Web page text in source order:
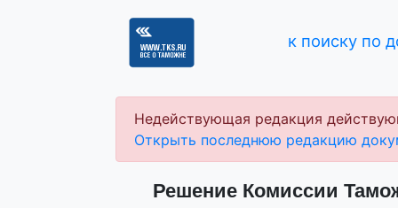
к поиску по
Недействующая редакция
Открыть последнюю редакцию
Решение Комиссии